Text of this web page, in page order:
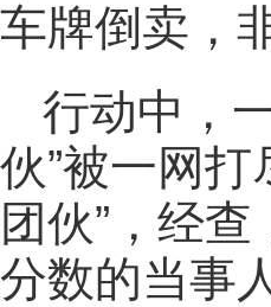
车牌倒卖，
行动中，
伙”被一网
团伙”，经
分数的当事